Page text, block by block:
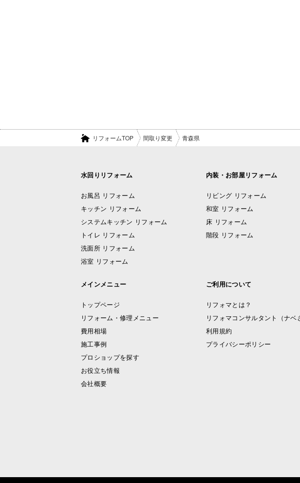
リフォームTOP 間取り変更 青森県
水回りリフォーム
お風呂 リフォーム
キッチン リフォーム
システムキッチン リフォーム
トイレ リフォーム
洗面所 リフォーム
浴室 リフォーム
内装・お部屋リフォーム
リビング リフォーム
和室 リフォーム
床 リフォーム
階段 リフォーム
メインメニュー
トップページ
リフォーム・修理メニュー
費用相場
施工事例
プロショップを探す
お役立ち情報
会社概要
ご利用について
リフォマとは？
リフォマコンサルタント（ナベ
利用規約
プライバシーポリシー